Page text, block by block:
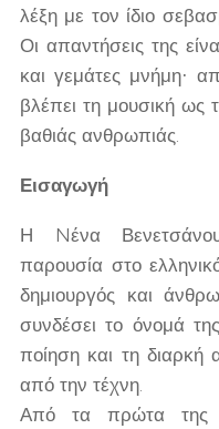
λέξη με τον ίδιο
Οι απαντήσεις της
και γεμάτες μνήμη·
βλέπει τη μουσική
βαθιάς ανθρωπιάς.
Εισαγωγή
Η Nένα
παρουσία στο
δημιουργός και
συνδέσει το όνομά
ποίηση και τη διαρκή
από την τέχνη.
Από τα πρώτα της